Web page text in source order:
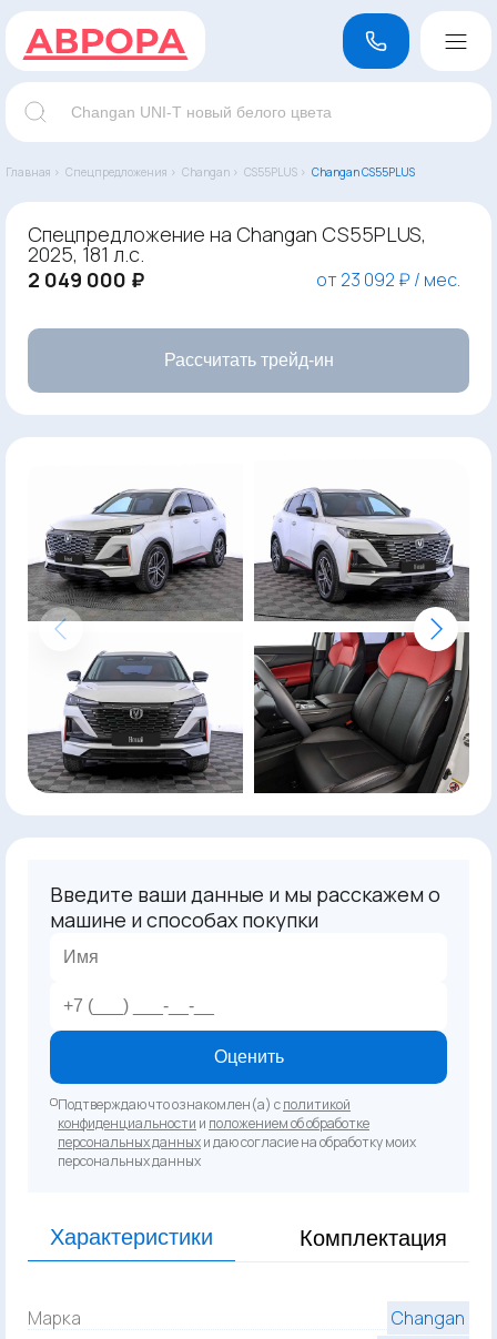
Главная › Спецпредложения › Changan › CS55PLUS › Changan CS55PLUS
Спецпредложение на Changan CS55PLUS,
2025, 181 л.с.
2 049 000 ₽
от 23 092 ₽ / мес.
Рассчитать трейд-ин
Введите ваши данные и мы расскажем о
машине и способах покупки
Оценить
Подтверждаю что ознакомлен(а) сполитикой
конфиденциальности и положением об обработке
персональных данныхи даю согласие на обработку моих
персональных данных
Характеристики Комплектация
Марка
Changan